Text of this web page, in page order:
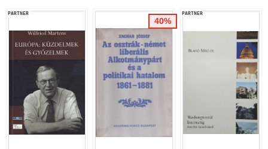
PARTNER
40%
PARTNER